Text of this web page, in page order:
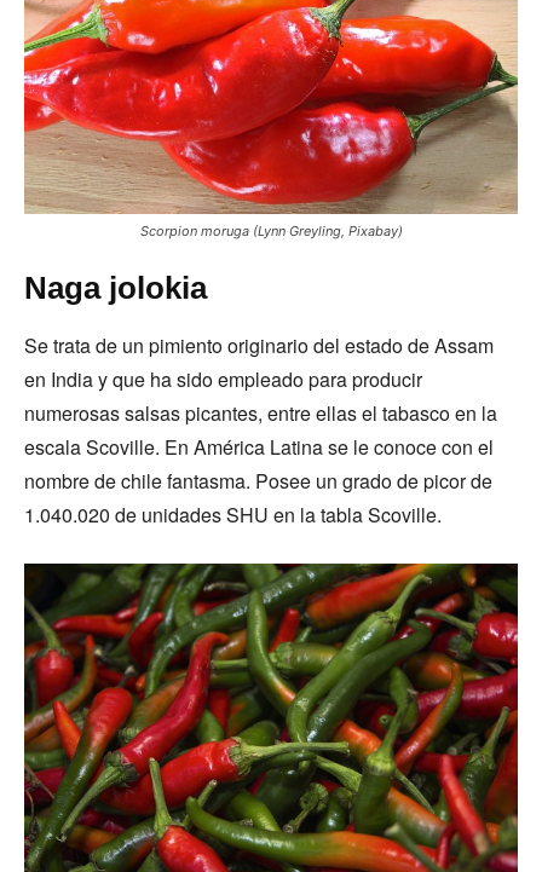
Scorpion moruga (Lynn Greyling, Pixabay)
Naga jolokia
Se trata de un pimiento originario del estado de Assam
en India y que ha sido empleado para producir
numerosas salsas picantes, entre ellas el tabasco en la
escala Scoville. En América Latina se le conoce con el
nombre de chile fantasma. Posee un grado de picor de
1.040.020 de unidades SHU en la tabla Scoville.